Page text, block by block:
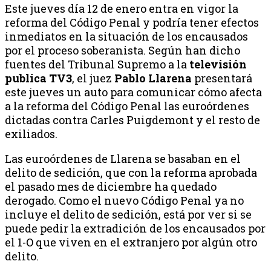
Este jueves día 12 de enero entra en vigor la
reforma del Código Penal y podría tener efectos
inmediatos en la situación de los encausados
por el proceso soberanista. Según han dicho
fuentes del Tribunal Supremo a la televisión
publica TV3, el juez Pablo Llarena presentará
este jueves un auto para comunicar cómo afecta
a la reforma del Código Penal las euroórdenes
dictadas contra Carles Puigdemont y el resto de
exiliados.
Las euroórdenes de Llarena se basaban en el
delito de sedición, que con la reforma aprobada
el pasado mes de diciembre ha quedado
derogado. Como el nuevo Código Penal ya no
incluye el delito de sedición, está por ver si se
puede pedir la extradición de los encausados por
el 1-O que viven en el extranjero por algún otro
delito.